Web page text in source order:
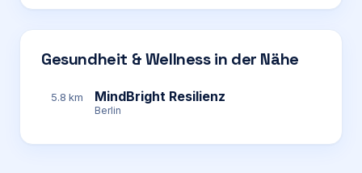
Gesundheit & Wellness in der Nähe
5.8 km MindBright Resilienz
Berlin